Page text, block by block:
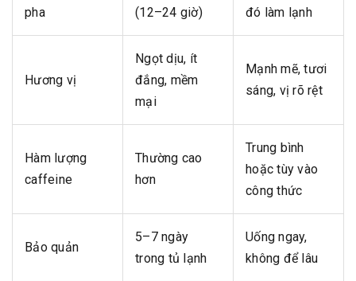
pha
(12–24 giờ)
đó làm lạnh
Hương vị
Ngọt dịu, ít
đắng, mềm
mại
Mạnh mẽ, tươi
sáng, vị rõ rệt
Hàm lượng
caffeine
Thường cao
hơn
Trung bình
hoặc tùy vào
công thức
Bảo quản
5–7 ngày
trong tủ lạnh
Uống ngay,
không để lâu